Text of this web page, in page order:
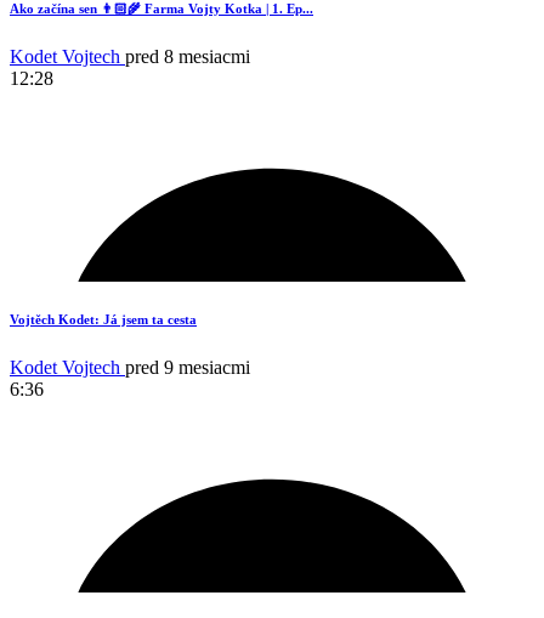
18
Ako začína sen 👨🏻‍🌾 Farma Vojty Kotka | 1. Ep...
Kodet Vojtech pred 8 mesiacmi
12:28
Vojtěch Kodet: Já jsem ta cesta
Kodet Vojtech pred 9 mesiacmi
6:36